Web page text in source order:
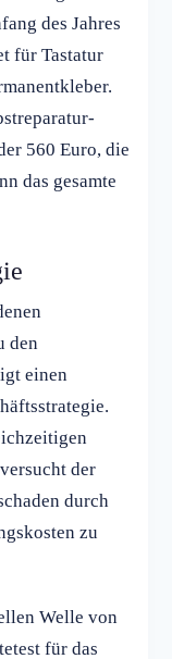
des Jahres
für Tastatur
560 Euro, die
das gesamte
den
einen
der
durch
zu
Welle von
für das